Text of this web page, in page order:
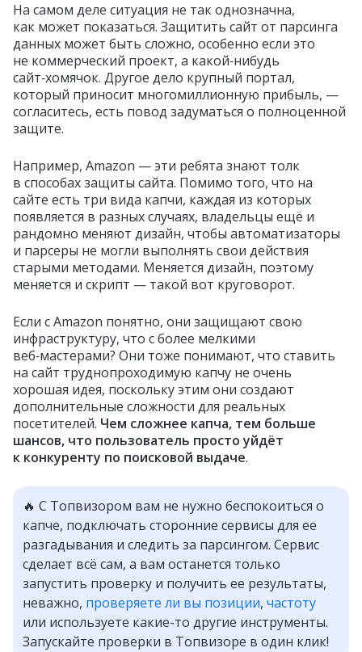
На самом деле ситуация не так однозначна,
как может показаться. Защитить сайт от парсинга
данных может быть сложно, особенно если это
не коммерческий проект, а какой‑нибудь
сайт‑хомячок. Другое дело крупный портал,
который приносит многомиллионную прибыль, —
согласитесь, есть повод задуматься о полноценной
защите.
Например, Amazon — эти ребята знают толк
в способах защиты сайта. Помимо того, что на
сайте есть три вида капчи, каждая из которых
появляется в разных случаях, владельцы ещё и
рандомно меняют дизайн, чтобы автоматизаторы
и парсеры не могли выполнять свои действия
старыми методами. Меняется дизайн, поэтому
меняется и скрипт — такой вот круговорот.
Если с Amazon понятно, они защищают свою
инфраструктуру, что с более мелкими
веб‑мастерами? Они тоже понимают, что ставить
на сайт труднопроходимую капчу не очень
хорошая идея, поскольку этим они создают
дополнительные сложности для реальных
посетителей. Чем сложнее капча, тем больше
шансов, что пользователь просто уйдёт
к конкуренту по поисковой выдаче.
🔥 С Топвизором вам не нужно беспокоиться о
капче, подключать сторонние сервисы для ее
разгадывания и следить за парсингом. Сервис
сделает всё сам, а вам останется только
запустить проверку и получить ее результаты,
неважно, проверяете ли вы позиции, частоту
или используете какие-то другие инструменты.
Запускайте проверки в Топвизоре в один клик!